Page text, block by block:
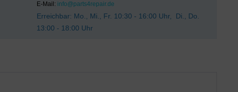
E-Mail: info@parts4repair.de
Erreichbar: Mo., Mi., Fr. 10:30 - 16:00 Uhr, Di., Do.
13:00 - 18:00 Uhr